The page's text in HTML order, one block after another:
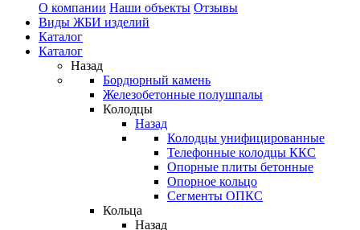
О компании Наши объекты Отзывы
Виды ЖБИ изделий
Каталог
Каталог
Назад
Бордюрный камень
Железобетонные полушпалы
Колодцы
Назад
Колодцы унифицированные
Телефонные колодцы ККС
Опорные плиты бетонные
Опорное кольцо
Сегменты ОПКС
Кольца
Назад